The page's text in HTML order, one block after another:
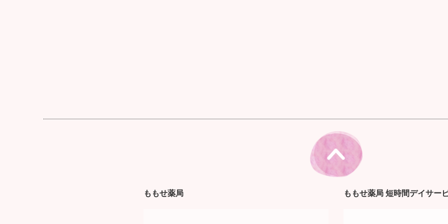
ももせ薬局 ももせ薬局 短時間デイサー